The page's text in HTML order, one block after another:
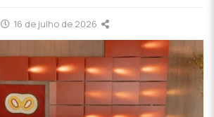
16 de julho de 2026